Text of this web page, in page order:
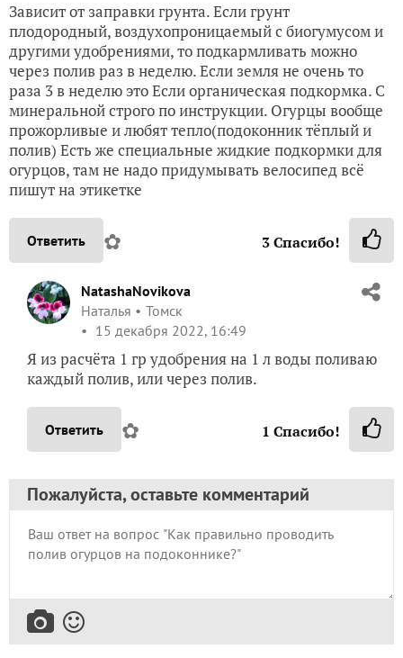
Зависит от заправки грунта. Если грунт
плодородный, воздухопроницаемый с биогумусом и
другими удобрениями, то подкармливать можно
через полив раз в неделю. Если земля не очень то
раза 3 в неделю это Если органическая подкормка. С
минеральной строго по инструкции. Огурцы вообще
прожорливые и любят тепло(подоконник тёплый и
полив) Есть же специальные жидкие подкормки для
огурцов, там не надо придумывать велосипед всё
пишут на этикетке
Ответить ✿ 3Спасибо!
NatashaNovikova
Наталья
Томск
15 декабря 2022, 16:49
Я из расчёта 1 гр удобрения на 1 л воды поливаю
каждый полив, или через полив.
Ответить ✿ 1 Спасибо!
Пожалуйста, оставьте комментарий